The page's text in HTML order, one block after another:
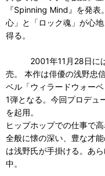
『Spinning Mind』を発
心」と「ロック魂」が心
得る。
2001年11月28日には
売。 本作は俳優の浅野忠
ベル「ウィラードウォー
1弾となる。今回プロデュ
を起用。
ヒップホップでの仕事で
全般に懐の深い、豊な才
は浅野氏が手掛ける。あ
中。